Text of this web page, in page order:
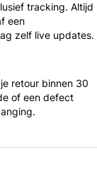
tracking. Altijd
een
zelf live updates.
retour binnen 30
of een defect